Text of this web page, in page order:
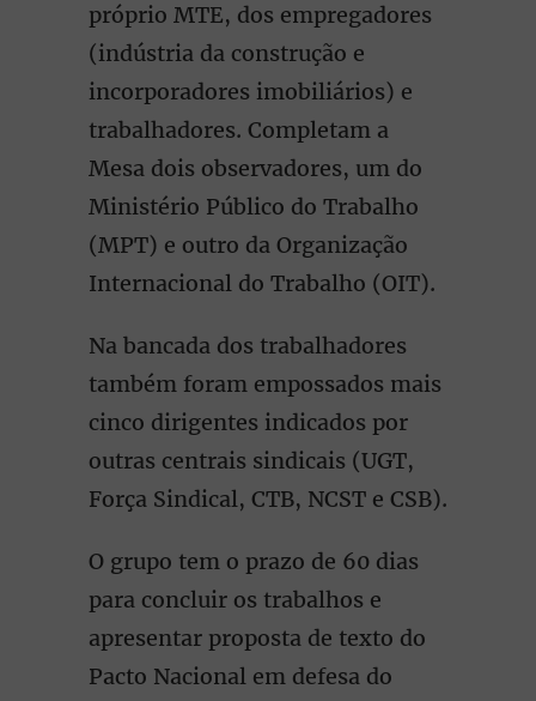
próprio MTE, dos empregadores
(indústria da construção e
incorporadores imobiliários) e
trabalhadores. Completam a
Mesa dois observadores, um do
Ministério Público do Trabalho
(MPT) e outro da Organização
Internacional do Trabalho (OIT).
Na bancada dos trabalhadores
também foram empossados mais
cinco dirigentes indicados por
outras centrais sindicais (UGT,
Força Sindical, CTB, NCST e CSB).
O grupo tem o prazo de 60 dias
para concluir os trabalhos e
apresentar proposta de texto do
Pacto Nacional em defesa do